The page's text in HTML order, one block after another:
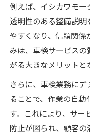
例えば、イシカワモー
透明性のある整備説明
やすくなり、信頼関係
みは、車検サービス
がる大きなメリットと
さらに、車検業務に
ることで、作業の自
す。これにより、サー
防止が図られ、顧客の